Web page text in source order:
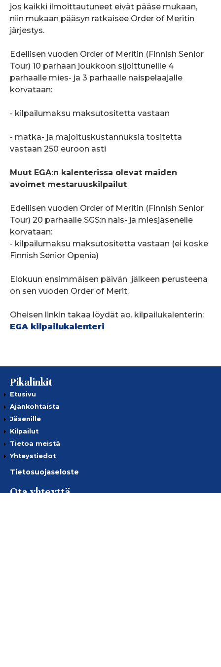
jos kaikki ilmoittautuneet eivät pääse mukaan,
niin mukaan pääsyn ratkaisee Order of Meritin
järjestys.
Edellisen vuoden Order of Meritin (Finnish Senior
Tour) 10 parhaan joukkoon sijoittuneille 4
parhaalle mies- ja 3 parhaalle naispelaajalle
korvataan:
- kilpailumaksu maksutositetta vastaan
- matka- ja majoituskustannuksia tositetta
vastaan 250 euroon asti
Muut EGA:n kalenterissa olevat maiden
avoimet mestaruuskilpailut
Edellisen vuoden Order of Meritin (Finnish Senior
Tour) 20 parhaalle SGS:n nais- ja miesjäsenelle
korvataan:
- kilpailumaksu maksutositetta vastaan (ei koske
Finnish Senior Openia)
Elokuun ensimmäisen päivän jälkeen perusteena
on sen vuoden Order of Merit.
Oheisen linkin takaa löydät ao. kilpailukalenterin:
EGA kilpailukalenteri
Pikalinkit
Etusivu
Ajankohtaista
Jäsenille
Kilpailut
Tietoa meistä
Yhteystiedot
Tietosuojaseloste
Ota yhteyttä